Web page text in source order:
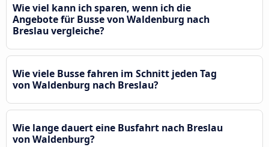
Wie viel kann ich sparen, wenn ich die
Angebote für Busse von Waldenburg nach
Breslau vergleiche?
Wie viele Busse fahren im Schnitt jeden Tag
von Waldenburg nach Breslau?
Wie lange dauert eine Busfahrt nach Breslau
von Waldenburg?